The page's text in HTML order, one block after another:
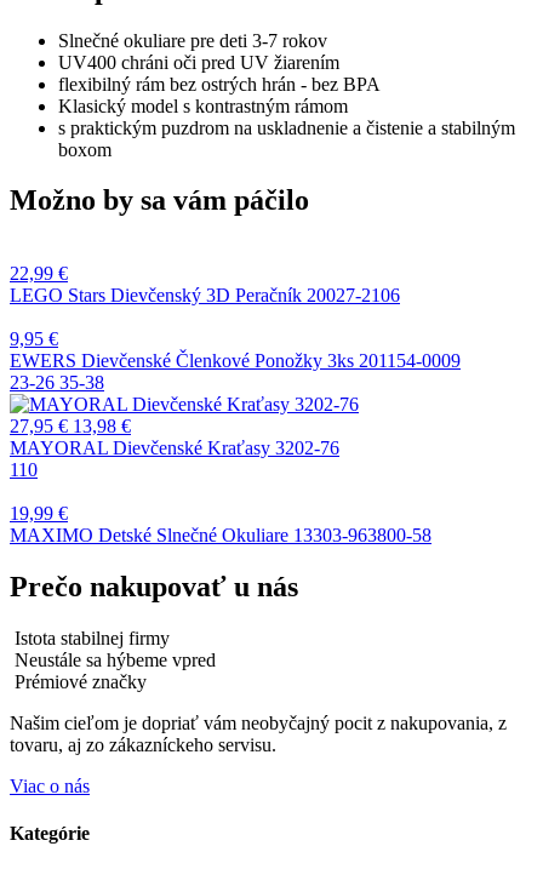
Slnečné okuliare pre deti 3-7 rokov
UV400 chráni oči pred UV žiarením
flexibilný rám bez ostrých hrán - bez BPA
Klasický model s kontrastným rámom
s praktickým puzdrom na uskladnenie a čistenie a stabilným
boxom
Možno by sa vám páčilo
22,99 €
LEGO Stars Dievčenský 3D Peračník 20027-2106
9,95 €
EWERS Dievčenské Členkové Ponožky 3ks 201154-0009
23-26 35-38
27,95 € 13,98 €
MAYORAL Dievčenské Kraťasy 3202-76
110
19,99 €
MAXIMO Detské Slnečné Okuliare 13303-963800-58
Prečo nakupovať u nás
Istota stabilnej firmy
Neustále sa hýbeme vpred
Prémiové značky
Našim cieľom je dopriať vám neobyčajný pocit z nakupovania, z
tovaru, aj zo zákazníckeho servisu.
Viac o nás
Kategórie